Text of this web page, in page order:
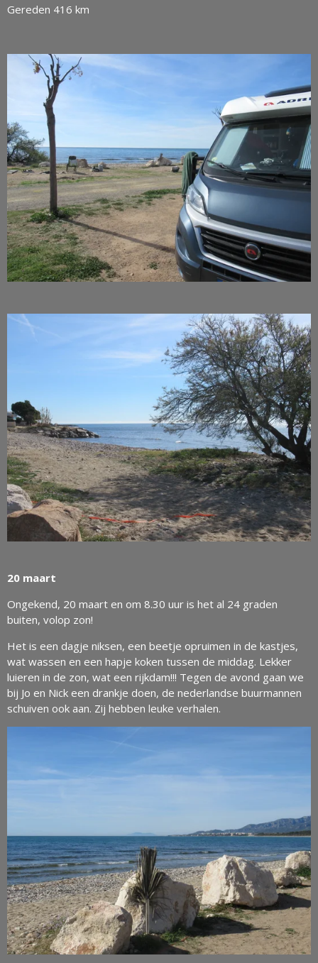
Gereden 416 km
20 maart
Ongekend, 20 maart en om 8.30 uur is het al 24 graden
buiten, volop zon!
Het is een dagje niksen, een beetje opruimen in de kastjes,
wat wassen en een hapje koken tussen de middag. Lekker
luieren in de zon, wat een rijkdam!!! Tegen de avond gaan we
bij Jo en Nick een drankje doen, de nederlandse buurmannen
schuiven ook aan. Zij hebben leuke verhalen.